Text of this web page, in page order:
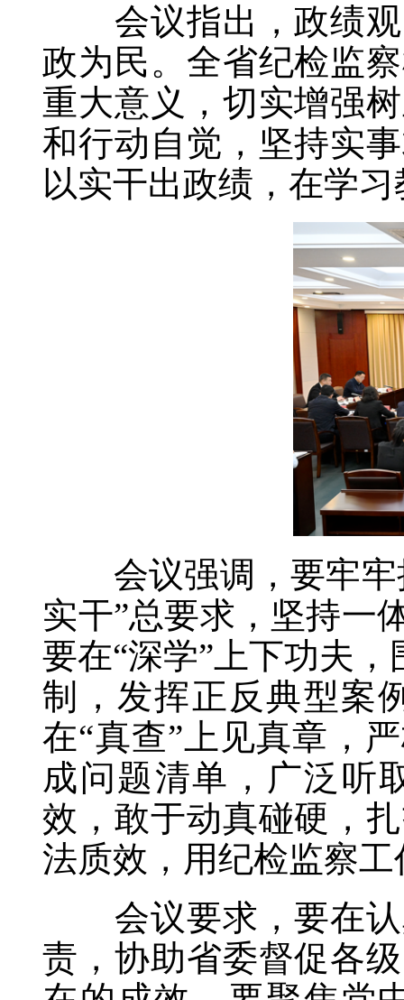
会议指出，政绩观
政为民。全省纪检监
重大意义，切实增强
和行动自觉，坚持实
以实干出政绩，在学
会议强调，要牢牢
实干”总要求，坚持一
要在“深学”上下功夫
制，发挥正反典型案
在“真查”上见真章，
成问题清单，广泛听
效，敢于动真碰硬，
法质效，用纪检监察
会议要求，要在认
责，协助省委督促各